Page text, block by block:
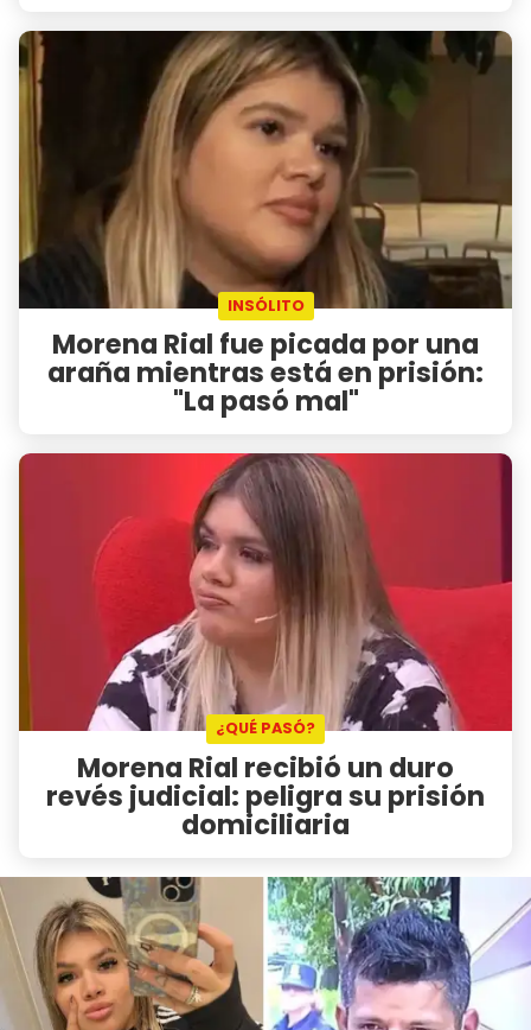
INSÓLITO
Morena Rial fue picada por una
araña mientras está en prisión:
"La pasó mal"
¿QUÉ PASÓ?
Morena Rial recibió un duro
revés judicial: peligra su prisión
domiciliaria